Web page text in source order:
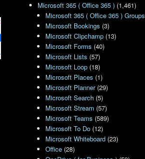
Microsoft 365 ( Office 365 ) (1,461)
Microsoft 365 ( Office 365 ) Groups
Microsoft Bookings (3)
Microsoft Clipchamp (13)
Microsoft Forms (40)
Microsoft Lists (57)
Microsoft Loop (18)
Microsoft Places (1)
Microsoft Planner(29)
Microsoft Search (5)
Microsoft Stream (57)
Microsoft Teams (589)
Microsoft To Do (12)
Microsoft Whiteboard (23)
Office (28)